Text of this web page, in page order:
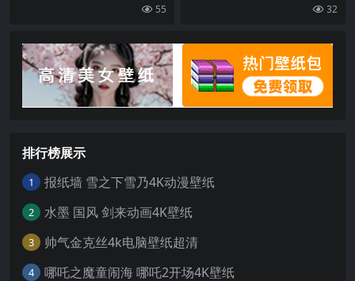
着的乳房 动漫 动漫女孩 手肘55 32
排行榜展示
1 报纸墙 雪之下雪乃4K动漫壁纸
2 水墨 国风 剑来动画4K壁纸
3 帅气金克丝4k电脑壁纸超清
4 哪吒之魔童闹海 哪吒2开场4K壁纸